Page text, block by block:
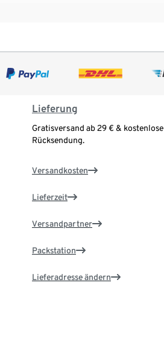
Lieferung
Gratisversand ab 29 € & kostenlose
Rücksendung.
Versandkosten
Lieferzeit
Versandpartner
Packstation
Lieferadresse ändern